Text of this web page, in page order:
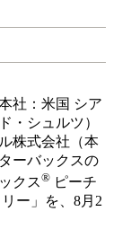
社：米国 シア
・シュルツ）
株式会社（本
ーバックスの
クス® ピーチ
ー」を、8月2